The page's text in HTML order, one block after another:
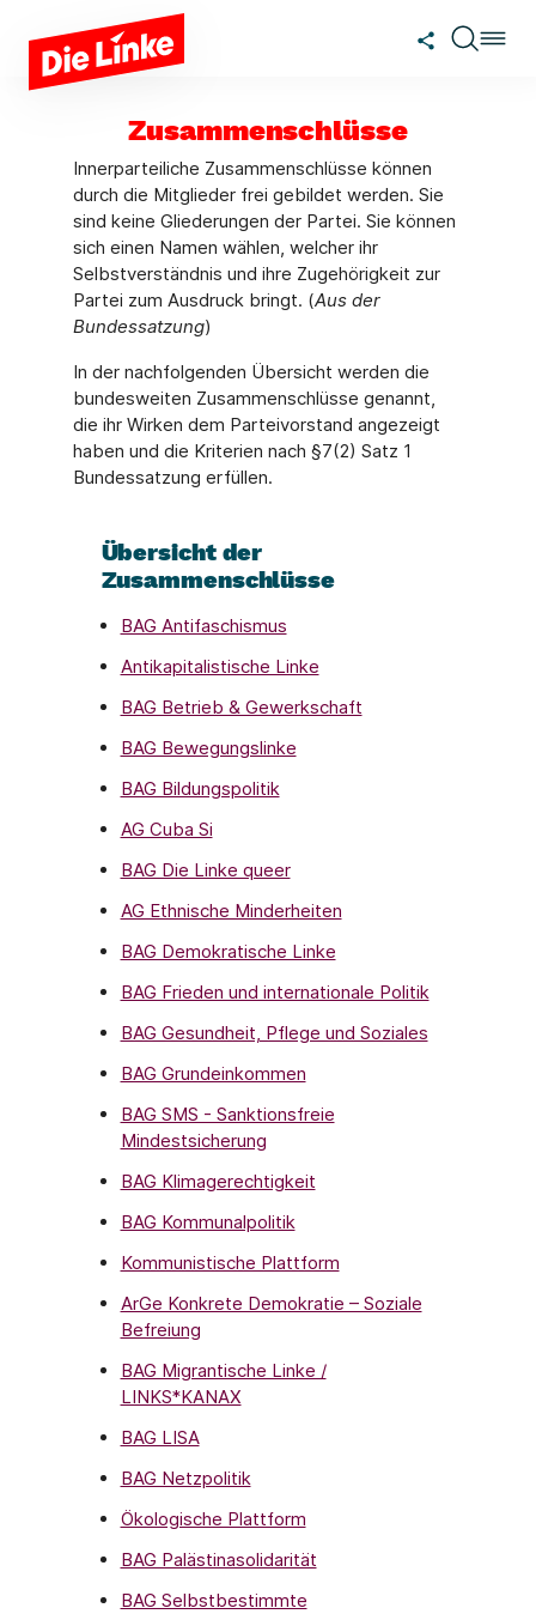
Zum Hauptinhalt springen
Zusammenschlüsse
Innerparteiliche Zusammenschlüsse können
durch die Mitglieder frei gebildet werden. Sie
sind keine Gliederungen der Partei. Sie können
sich einen Namen wählen, welcher ihr
Selbstverständnis und ihre Zugehörigkeit zur
Partei zum Ausdruck bringt. (Aus der
Bundessatzung)
In der nachfolgenden Übersicht werden die
bundesweiten Zusammenschlüsse genannt,
die ihr Wirken dem Parteivorstand angezeigt
haben und die Kriterien nach §7(2) Satz 1
Bundessatzung erfüllen.
Übersicht der
Zusammenschlüsse
BAG Antifaschismus
Antikapitalistische Linke
BAG Betrieb & Gewerkschaft
BAG Bewegungslinke
BAG Bildungspolitik
AG Cuba Si
BAG Die Linke queer
AG Ethnische Minderheiten
BAG Demokratische Linke
BAG Frieden und internationale Politik
BAG Gesundheit, Pflege und Soziales
BAG Grundeinkommen
BAG SMS - Sanktionsfreie
Mindestsicherung
BAG Klimagerechtigkeit
BAG Kommunalpolitik
Kommunistische Plattform
ArGe Konkrete Demokratie – Soziale
Befreiung
BAG Migrantische Linke /
LINKS*KANAX
BAG LISA
BAG Netzpolitik
Ökologische Plattform
BAG Palästinasolidarität
BAG Selbstbestimmte